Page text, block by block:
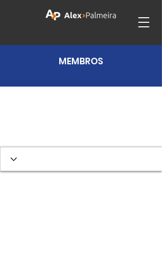
MEMBROS